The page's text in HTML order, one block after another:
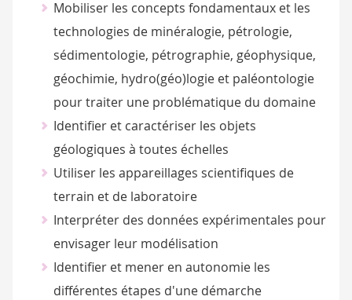
Mobiliser les concepts fondamentaux et les
technologies de minéralogie, pétrologie,
sédimentologie, pétrographie, géophysique,
géochimie, hydro(géo)logie et paléontologie
pour traiter une problématique du domaine
Identifier et caractériser les objets
géologiques à toutes échelles
Utiliser les appareillages scientifiques de
terrain et de laboratoire
Interpréter des données expérimentales pour
envisager leur modélisation
Identifier et mener en autonomie les
différentes étapes d'une démarche